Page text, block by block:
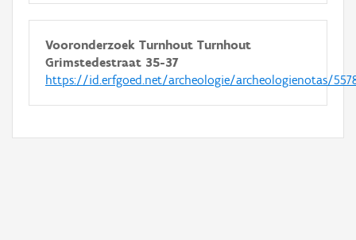
Vooronderzoek Turnhout Turnhout
Grimstedestraat 35-37
https://id.erfgoed.net/archeologie/archeologienotas/